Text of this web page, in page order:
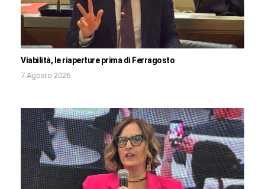
Viabilità, le riaperture prima di Ferragosto
7 Agosto 2026